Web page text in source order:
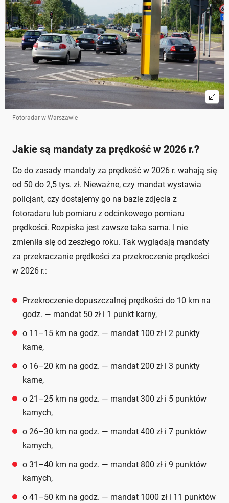
Fotoradar w Warszawie
Jakie są mandaty za prędkość w 2026 r.?
Co do zasady mandaty za prędkość w 2026 r. wahają się
od 50 do 2,5 tys. zł. Nieważne, czy mandat wystawia
policjant, czy dostajemy go na bazie zdjęcia z
fotoradaru lub pomiaru z odcinkowego pomiaru
prędkości. Rozpiska jest zawsze taka sama. I nie
zmieniła się od zeszłego roku. Tak wyglądają mandaty
za przekraczanie prędkości za przekroczenie prędkości
w 2026 r.:
Przekroczenie dopuszczalnej prędkości do 10 km na
godz. — mandat 50 zł i 1 punkt karny,
o 11–15 km na godz. — mandat 100 zł i 2 punkty
karne,
o 16–20 km na godz. — mandat 200 zł i 3 punkty
karne,
o 21–25 km na godz. — mandat 300 zł i 5 punktów
karnych,
o 26–30 km na godz. — mandat 400 zł i 7 punktów
karnych,
o 31–40 km na godz. — mandat 800 zł i 9 punktów
karnych,
o 41–50 km na godz. — mandat 1000 zł i 11 punktów